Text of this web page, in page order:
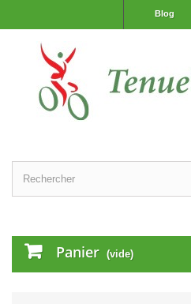
Blog
Panier (vide)